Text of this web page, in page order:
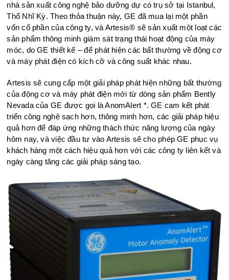
nhà sản xuất công nghệ bảo dưỡng dự có trụ sở tại Istanbul,
Thổ Nhĩ Kỳ. Theo thỏa thuận này, GE đã mua lại một phần
vốn cổ phần của công ty, và Artesis® sẽ sản xuất một loạt các
sản phẩm thông minh giám sát trạng thái hoạt động của máy
móc, do GE thiết kế – để phát hiện các bất thường về động cơ
và máy phát điện có kích cỡ và công suất khác nhau.
Artesis sẽ cung cấp một giải pháp phát hiện những bất thường
của động cơ và máy phát điện mới từ dòng sản phẩm Bently
Nevada của GE được gọi là AnomAlert *. GE cam kết phát
triển công nghệ sạch hơn, thông minh hơn, các giải pháp hiệu
quả hơn để đáp ứng những thách thức năng lượng của ngày
hôm nay, và việc đầu tư vào Artesis sẽ cho phép GE phục vụ
khách hàng một cách hiệu quả hơn với các công ty liên kết và
ngày càng tăng các giải pháp sáng tạo.